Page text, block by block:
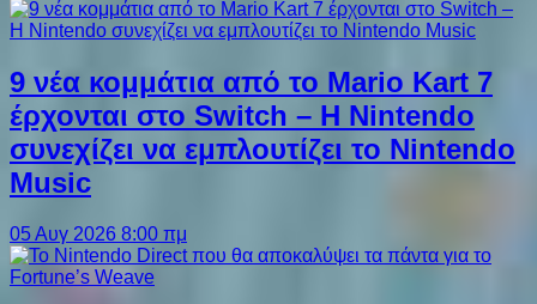
9 νέα κομμάτια από το Mario Kart 7
έρχονται στο Switch – Η Nintendo
συνεχίζει να εμπλουτίζει το Nintendo
Music
05 Αυγ 2026 8:00 πμ